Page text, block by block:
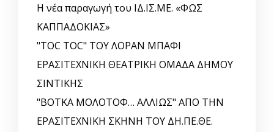
Η νέα παραγωγή του ΙΔ.ΙΣ.ΜΕ. «ΦΩΣ
ΚΑΠΠΑΔΟΚΙΑΣ»
"TOC TOC" ΤΟΥ ΛΟΡΑΝ ΜΠΑΦΙ
ΕΡΑΣΙΤΕΧΝΙΚΗ ΘΕΑΤΡΙΚΗ ΟΜΑΔΑ ΔΗΜΟΥ
ΣΙΝΤΙΚΗΣ
"ΒΟΤΚΑ ΜΟΛΟΤΟΦ… ΑΛΛΙΩΣ" ΑΠΟ ΤΗΝ
ΕΡΑΣΙΤΕΧΝΙΚΗ ΣΚΗΝΗ ΤΟΥ ΔΗ.ΠΕ.ΘΕ.